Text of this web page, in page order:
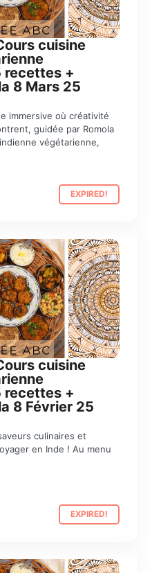
cuisine
recettes +
8 Mars 25
immersive où créativité
guidée par Romola
végétarienne,
EXPIRED!
cuisine
recettes +
8 Février 25
culinaires et
en Inde ! Au menu
EXPIRED!